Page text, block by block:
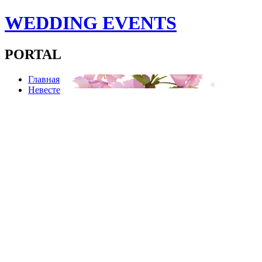
WEDDING EVENTS
PORTAL
Главная
Невесте